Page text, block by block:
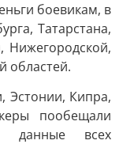
боевикам, в
Татарстана,
Нижегородской,
областей.
Эстонии, Кипра,
пообещали
данные всех